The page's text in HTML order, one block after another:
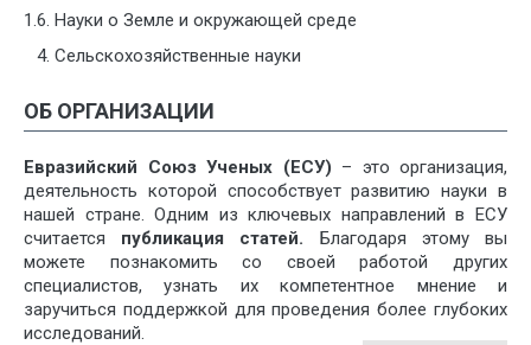
1.6. Науки о Земле и окружающей среде
Сельскохозяйственные науки
ОБ ОРГАНИЗАЦИИ
Евразийский Союз Ученых (ЕСУ) – это организация,
деятельность которой способствует развитию науки в
нашей стране. Одним из ключевых направлений в ЕСУ
считается публикация статей. Благодаря этому вы
можете познакомить со своей работой других
специалистов, узнать их компетентное мнение и
заручиться поддержкой для проведения более глубоких
исследований.